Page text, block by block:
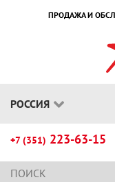
ПРОДАЖА И
РОССИЯ
+7 (351) 223-63-15